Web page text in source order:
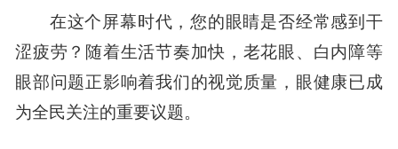
在这个屏幕时代，您的眼睛是否经常感到干
涩疲劳？随着生活节奏加快，老花眼、白内障等
眼部问题正影响着我们的视觉质量，眼健康已成
为全民关注的重要议题。